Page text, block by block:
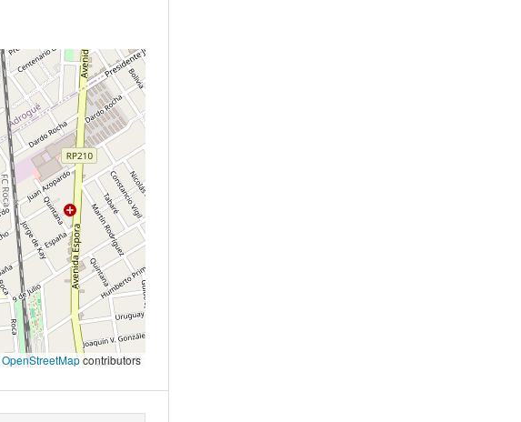
OpenStreetMapcontributors